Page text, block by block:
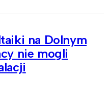
na Dolnym
nie mogli